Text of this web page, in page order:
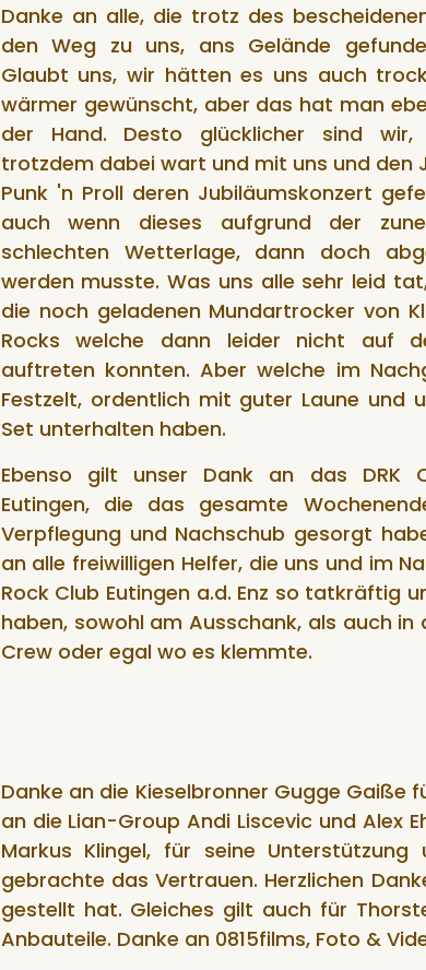
Danke an alle, die trotz des
den Weg zu uns, ans Gelände
Glaubt uns, wir hätten es uns auch
wärmer gewünscht, aber das hat man
der Hand. Desto glücklicher sind
trotzdem dabei wart und mit uns und den
Punk 'n Proll deren Jubiläumskonzert
auch wenn dieses aufgrund der
schlechten Wetterlage, dann doch
werden musste. Was uns alle sehr leid
die noch geladenen Mundartrocker von
Rocks welche dann leider nicht auf
auftreten konnten. Aber welche im
Festzelt, ordentlich mit guter Laune und
Set unterhalten haben.
Ebenso gilt unser Dank an das DRK
Eutingen, die das gesamte
Verpflegung und Nachschub gesorgt
an alle freiwilligen Helfer, die uns und im
Rock Club Eutingen a.d. Enz so tatkräftig
haben, sowohl am Ausschank, als auch in
Crew oder egal wo es klemmte.
Danke an die Kieselbronner Gugge Gaiße
an die Lian-Group Andi Liscevic und Alex
Markus Klingel, für seine
gebrachte das Vertrauen. Herzlichen
gestellt hat. Gleiches gilt auch für
Anbauteile. Danke an 0815films, Foto &